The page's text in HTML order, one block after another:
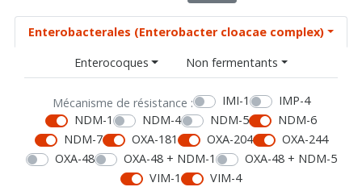
Enterobacterales (Enterobacter cloacae complex)
Enterocoques
Non fermentants
Mécanisme de résistance : IMI-1
IMP-4
NDM-1
NDM-4 NDM-5
NDM-6
NDM-7
OXA-181 OXA-204
OXA-244
OXA-48
OXA-48 + NDM-1
OXA-48 + NDM-5
VIM-1
VIM-4